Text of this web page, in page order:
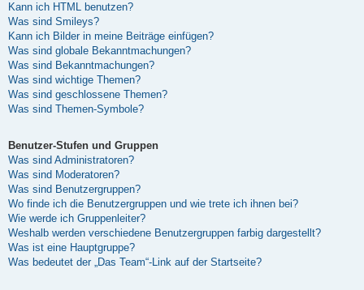
Kann ich HTML benutzen?
Was sind Smileys?
Kann ich Bilder in meine Beiträge einfügen?
Was sind globale Bekanntmachungen?
Was sind Bekanntmachungen?
Was sind wichtige Themen?
Was sind geschlossene Themen?
Was sind Themen-Symbole?
Benutzer-Stufen und Gruppen
Was sind Administratoren?
Was sind Moderatoren?
Was sind Benutzergruppen?
Wo finde ich die Benutzergruppen und wie trete ich ihnen bei?
Wie werde ich Gruppenleiter?
Weshalb werden verschiedene Benutzergruppen farbig dargestellt?
Was ist eine Hauptgruppe?
Was bedeutet der „Das Team“-Link auf der Startseite?